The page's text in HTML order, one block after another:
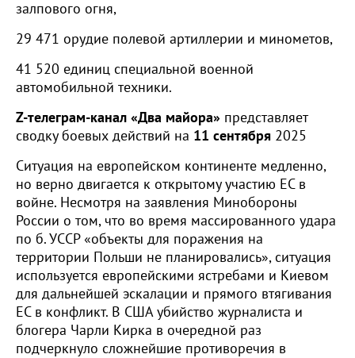
залпового огня,
29 471 орудие полевой артиллерии и минометов,
41 520 единиц специальной военной
автомобильной техники.
Z-телеграм-канал «Два майора» представляет
сводку боевых действий на 11 сентября 2025
Ситуация на европейском континенте медленно,
но верно двигается к открытому участию ЕС в
войне. Несмотря на заявления Минобороны
России о том, что во время массированного удара
по б. УССР «объекты для поражения на
территории Польши не планировались», ситуация
используется европейскими ястребами и Киевом
для дальнейшей эскалации и прямого втягивания
ЕС в конфликт. В США убийство журналиста и
блогера Чарли Кирка в очередной раз
подчеркнуло сложнейшие противоречия в